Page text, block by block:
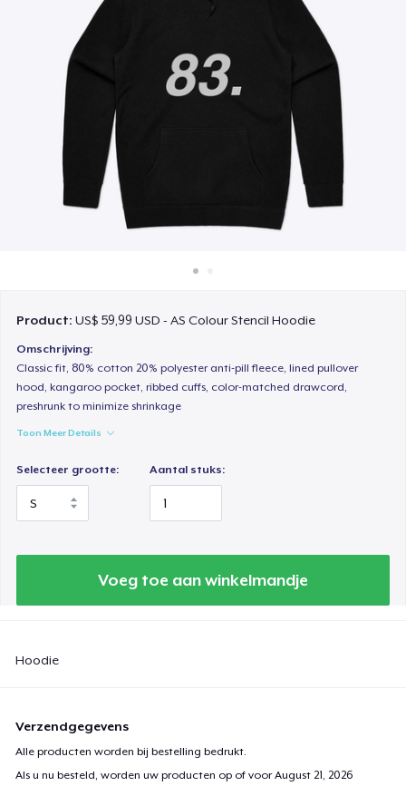
Verkoop alles
Product:US$ 59,99 USD - AS Colour Stencil Hoodie
Omschrijving:
Classic fit, 80% cotton 20% polyester anti-pill fleece, lined pullover
hood, kangaroo pocket, ribbed cuffs, color-matched drawcord,
preshrunk to minimize shrinkage
Toon Meer Details
Selecteer grootte: Aantal stuks:
Voeg toe aan winkelmandje
Hoodie
Verzendgegevens
Alle producten worden bij bestelling bedrukt.
Als u nu besteld, worden uw producten op of voorAugust 21, 2026